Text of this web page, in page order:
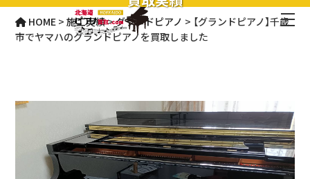
HOME >施工実績>グランドピアノ > 【グランドピアノ】千歳
市でヤマハのグランドピアノを買取しました